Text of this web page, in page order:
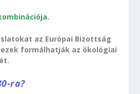
az Európai Bizottság
formálhatják az ökológiai
ra?